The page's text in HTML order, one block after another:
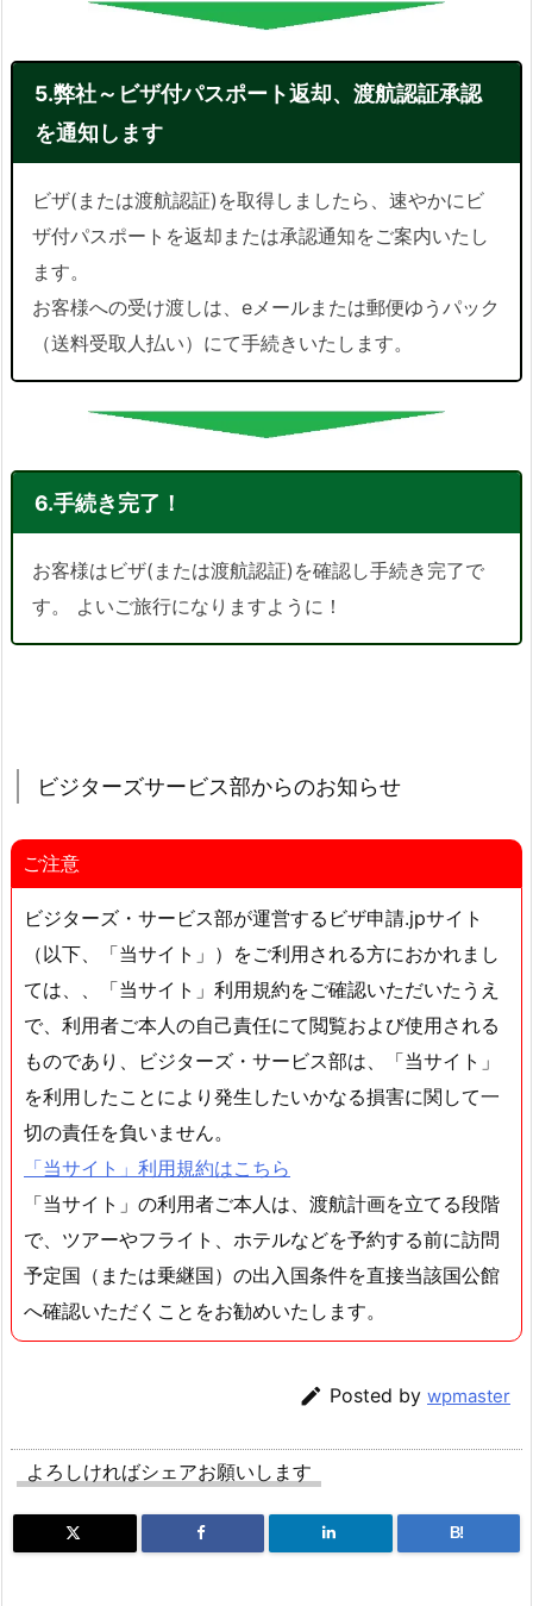
5.弊社～ビザ付パスポート返却、渡航認証承認
を通知します
ビザ(または渡航認証)を取得しましたら、速やかにビ
ザ付パスポートを返却または承認通知をご案内いたし
ます。
お客様への受け渡しは、eメールまたは郵便ゆうパック
（送料受取人払い）にて手続きいたします。
6.手続き完了！
お客様はビザ(または渡航認証)を確認し手続き完了で
す。 よいご旅行になりますように！
ビジターズサービス部からのお知らせ
ご注意
ビジターズ・サービス部が運営するビザ申請.jpサイト
（以下、「当サイト」）をご利用される方におかれまし
ては、、「当サイト」利用規約をご確認いただいたうえ
で、利用者ご本人の自己責任にて閲覧および使用される
ものであり、ビジターズ・サービス部は、「当サイト」
を利用したことにより発生したいかなる損害に関して一
切の責任を負いません。
「当サイト」利用規約はこちら
「当サイト」の利用者ご本人は、渡航計画を立てる段階
で、ツアーやフライト、ホテルなどを予約する前に訪問
予定国（または乗継国）の出入国条件を直接当該国公館
へ確認いただくことをお勧めいたします。
 Posted by wpmaster
よろしければシェアお願いします
B!